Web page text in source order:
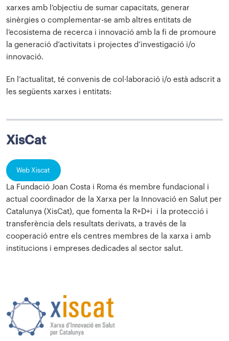
xarxes amb l’objectiu de sumar capacitats, generar
sinèrgies o complementar-se amb altres entitats de
l’ecosistema de recerca i innovació amb la fi de promoure
la generació d’activitats i projectes d’investigació i/o
innovació.
En l’actualitat, té convenis de col·laboració i/o està adscrit a
les següents xarxes i entitats:
XisCat
Web Xiscat
La Fundació Joan Costa i Roma és membre fundacional i
actual coordinador de la Xarxa per la Innovació en Salut per
Catalunya (XisCat), que fomenta la R+D+i i la protecció i
transferència dels resultats derivats, a través de la
cooperació entre els centres membres de la xarxa i amb
institucions i empreses dedicades al sector salut.